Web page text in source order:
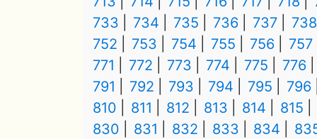
733
734 735 736 737
738
752
753 754 755 756
757
771
772 773 774 775
776
791
792 793 794 795
796
810
811 812 813 814
815
830
831 832 833 834